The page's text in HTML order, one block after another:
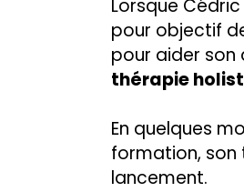
Lorsque
pour objectif
pour aider son
thérapie
En quelques
formation, son
lancement.